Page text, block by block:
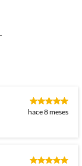
hace 8 meses